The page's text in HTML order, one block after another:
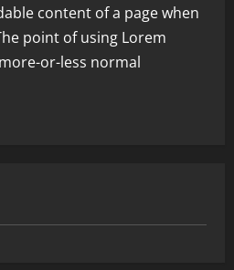
content of a page when
point of using Lorem
or-less normal